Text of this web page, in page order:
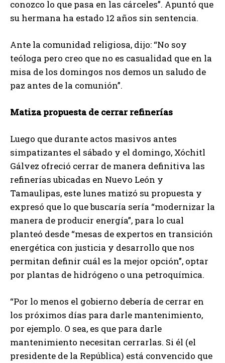
conozco lo que pasa en las cárceles”. Apuntó que
su hermana ha estado 12 años sin sentencia.
Ante la comunidad religiosa, dijo: “No soy
teóloga pero creo que no es casualidad que en la
misa de los domingos nos demos un saludo de
paz antes de la comunión”.
Matiza propuesta de cerrar refinerías
Luego que durante actos masivos antes
simpatizantes el sábado y el domingo, Xóchitl
Gálvez ofreció cerrar de manera definitiva las
refinerías ubicadas en Nuevo León y
Tamaulipas, este lunes matizó su propuesta y
expresó que lo que buscaría sería “modernizar la
manera de producir energía”, para lo cual
planteó desde “mesas de expertos en transición
energética con justicia y desarrollo que nos
permitan definir cuál es la mejor opción”, optar
por plantas de hidrógeno o una petroquímica.
“Por lo menos el gobierno debería de cerrar en
los próximos días para darle mantenimiento,
por ejemplo. O sea, es que para darle
mantenimiento necesitan cerrarlas. Si él (el
presidente de la República) está convencido que